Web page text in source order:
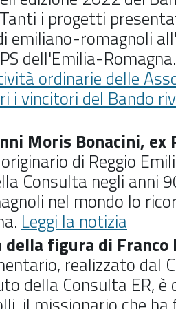
i progetti
emiliano-romagnoli
dell'Emilia-
ordinarie delle
i vincitori del Bando
Moris Bonacini, ex
originario di Reggio
Consulta negli anni
nel mondo lo
Leggi la notizia
della figura di
realizzato dal
della Consulta ER,